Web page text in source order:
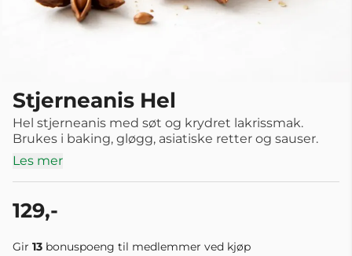
Stjerneanis Hel
Hel stjerneanis med søt og krydret lakrissmak.
Brukes i baking, gløgg, asiatiske retter og sauser.
Les mer
129,-
Gir 13 bonuspoeng til medlemmer ved kjøp